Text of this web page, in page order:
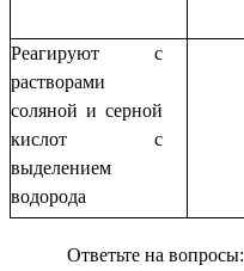
Реагируют с
растворами
соляной и серной
кислот с
выделением
водорода
Ответьте на вопросы: